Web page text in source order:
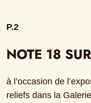
P.2
NOTE 18
à l’occasion de
reliefs dans la